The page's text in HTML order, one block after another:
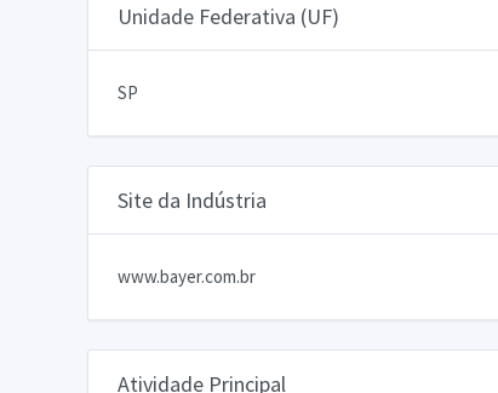
Unidade Federativa (UF)
SP
Site da Indústria
www.bayer.com.br
Atividade Principal